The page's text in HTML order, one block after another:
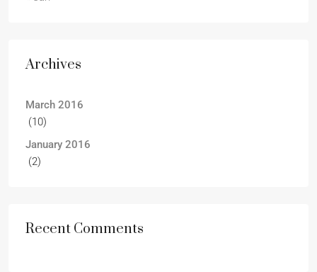
Archives
March 2016
(10)
January 2016
(2)
Recent Comments